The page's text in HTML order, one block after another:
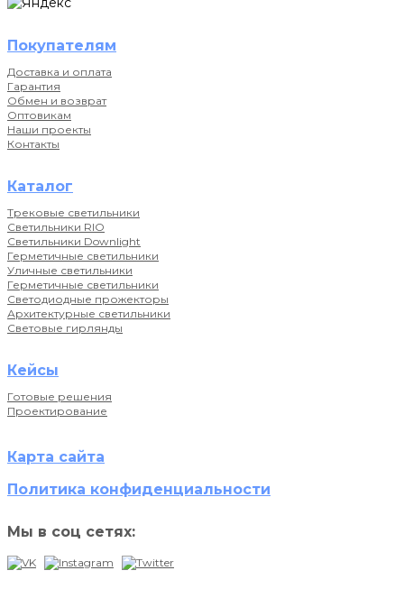
Покупателям
Доставка и оплата
Гарантия
Обмен и возврат
Оптовикам
Наши проекты
Контакты
Каталог
Трековые светильники
Светильники RIO
Светильники Downlight
Герметичные светильники
Уличные светильники
Герметичные светильники
Светодиодные прожекторы
Архитектурные светильники
Световые гирлянды
Кейсы
Готовые решения
Проектирование
Карта сайта
Политика конфиденциальности
Мы в соц сетях: